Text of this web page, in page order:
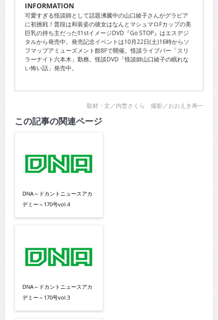
INFORMATION
可愛すぎる怪談師として話題沸騰中の山口綾子さんがグラビア
に初挑戦！普段は和装姿の彼女はなんとマシュマロFカップの美
巨乳の持ち主だった!!1stイメージDVD『Go STOP』はエスデジ
タルから発売中。発売記念イベントは10月22日(土)16時からソ
フマップアミューズメント館8Fで開催。怪談ライブバー「スリ
ラーナイト六本木」勤務。怪談DVD「怪談師山口綾子の眠れな
い怖い話」発売中。
取材・文／内埜さくら 撮影／おおえき寿一
この記事の関連ページ
DNA～ドカントニュースアカ
デミー～170号vol.4
DNA～ドカントニュースアカ
デミー～170号vol.3